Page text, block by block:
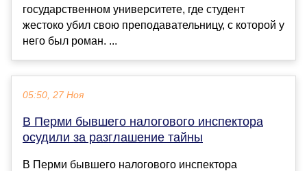
государственном университете, где студент
жестоко убил свою преподавательницу, с которой у
него был роман. ...
05:50, 27 Ноя
В Перми бывшего налогового инспектора
осудили за разглашение тайны
В Перми бывшего налогового инспектора